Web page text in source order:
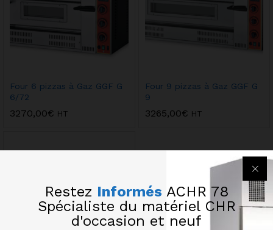
Four 6 pizzas à Gaz GGF G
6/72
3270,00€ HT
Four 9 pizzas à Gaz GGF G
9
3265,00€ HT
Restez Informés ACHR 78
Spécialiste du matériel CHR
d'occasion et neuf